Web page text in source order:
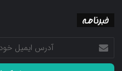
خبرنامه
آدرس
ایمیل
خود